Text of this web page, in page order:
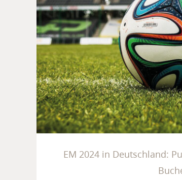
EM 2024 in
im
EM 2024 in Deutschland: